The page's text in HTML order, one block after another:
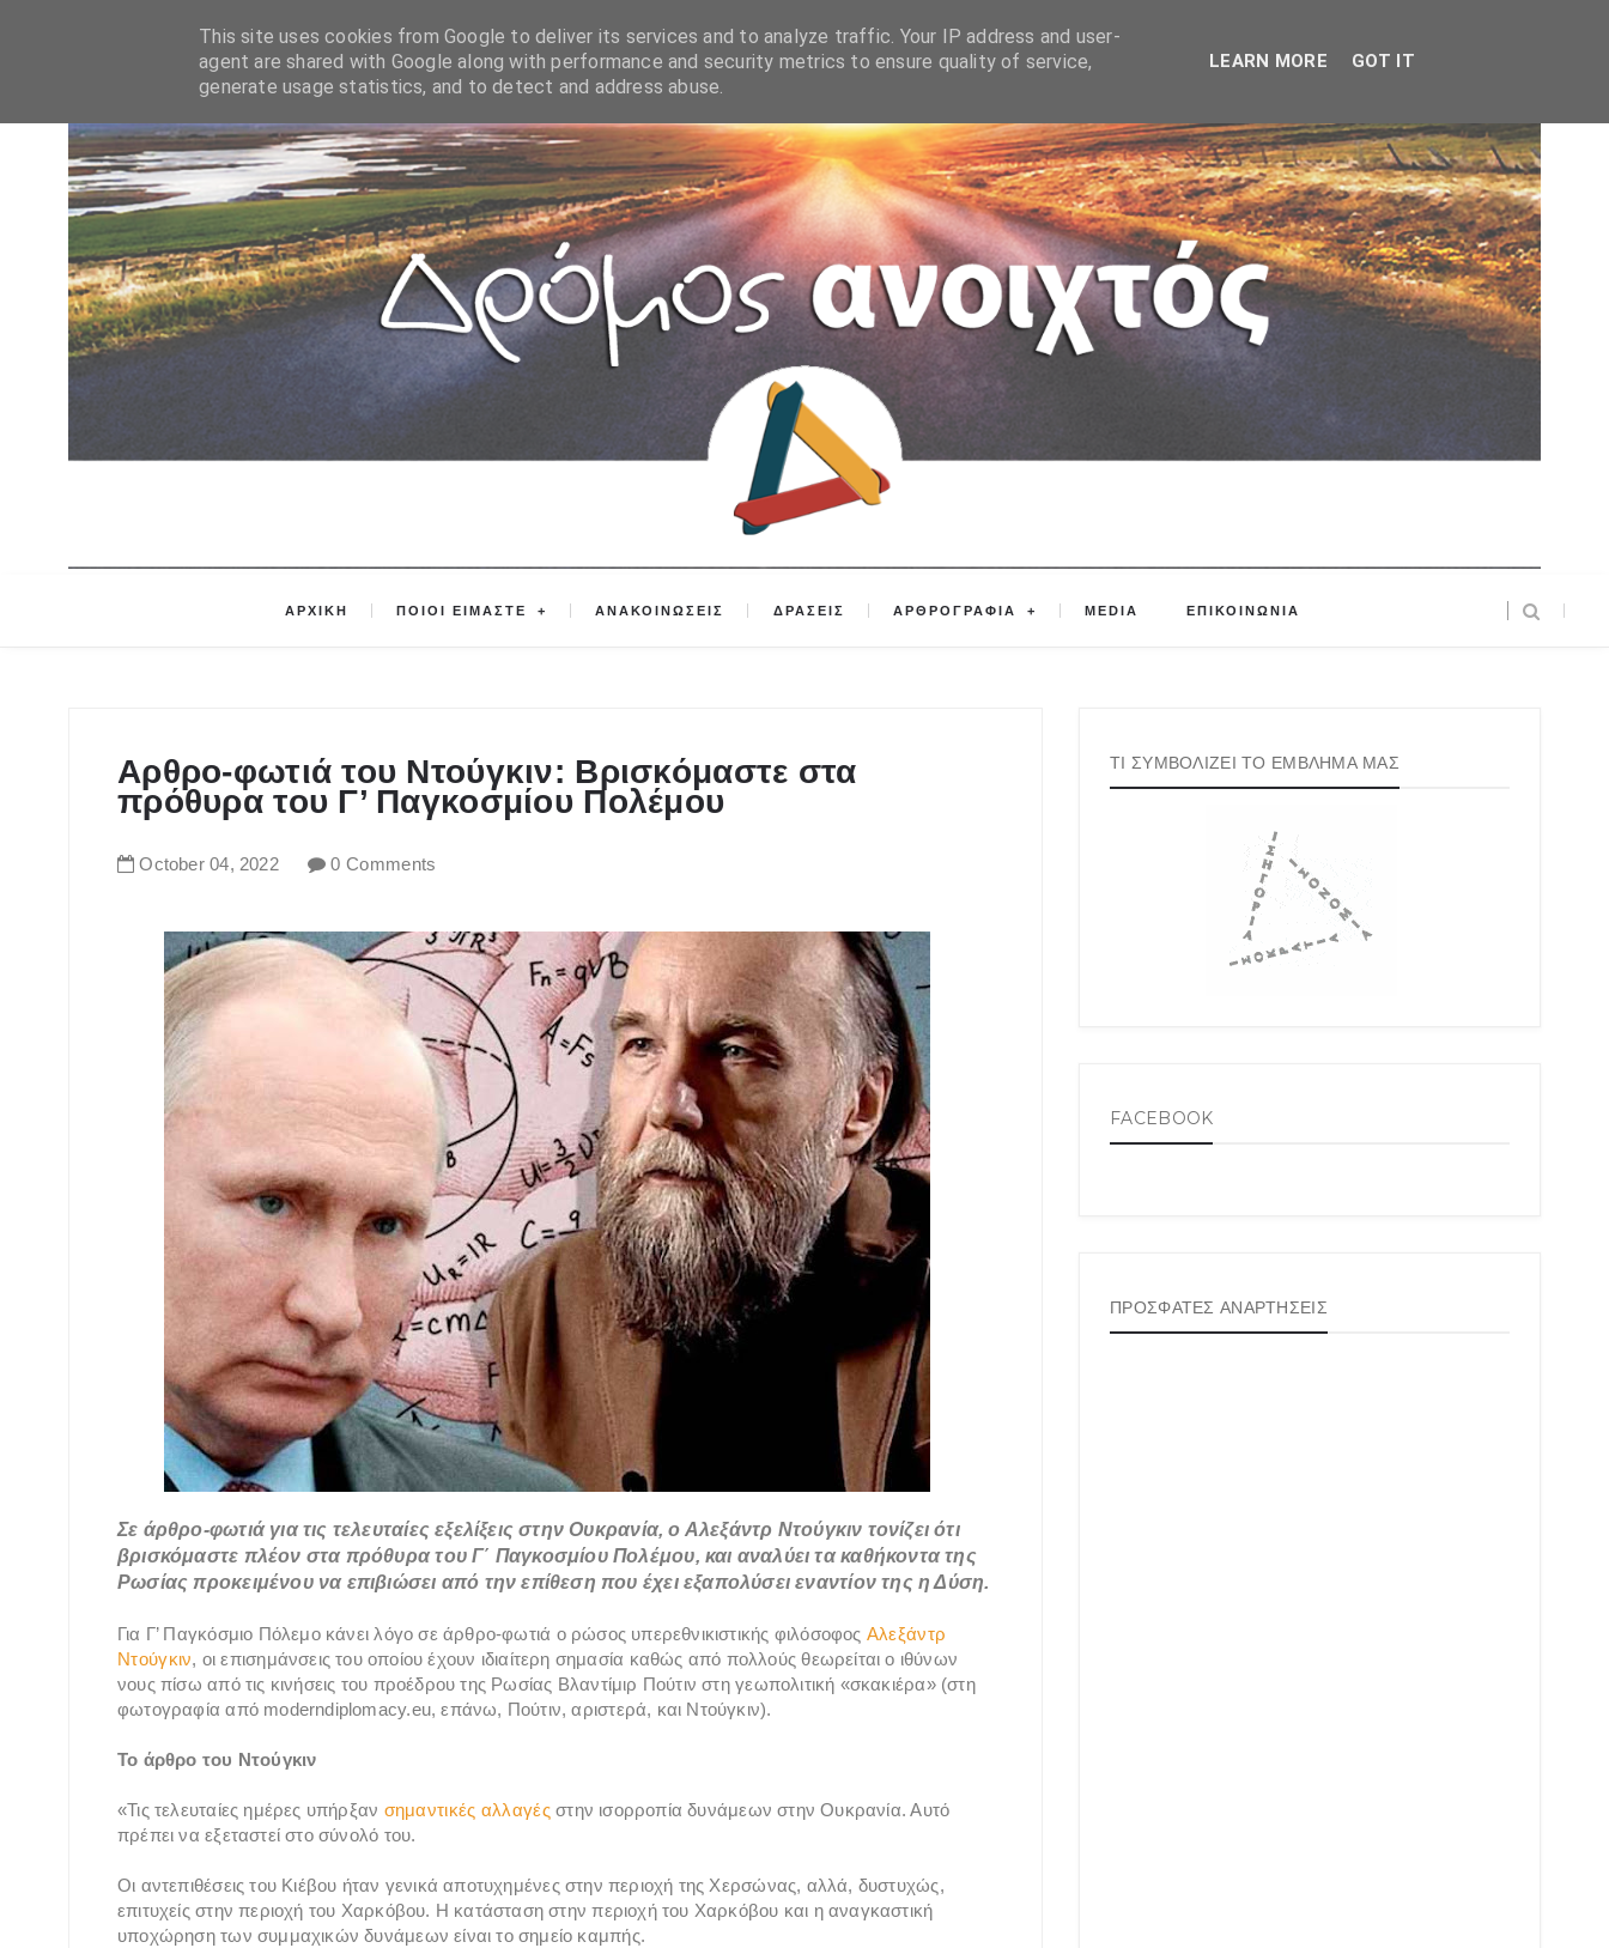
ΑΡΧΙΚΗ ΠΟΙΟΙ ΕΙΜΑΣΤΕ ΑΝΑΚΟΙΝΩΣΕΙΣ ΔΡΑΣΕΙΣ ΑΡΘΡΟΓΡΑΦΙΑ MEDIA ΕΠΙΚΟΙΝΩΝΙΑ
Αρθρο-φωτιά του Ντούγκιν: Βρισκόμαστε στα
πρόθυρα του Γ’ Παγκοσμίου Πολέμου
October 04, 2022 0 Comments
Σε άρθρο-φωτιά για τις τελευταίες εξελίξεις στην Ουκρανία, ο Αλεξάντρ Ντούγκιν τονίζει ότι
βρισκόμαστε πλέον στα πρόθυρα του Γ΄ Παγκοσμίου Πολέμου, και αναλύει τα καθήκοντα της
Ρωσίας προκειμένου να επιβιώσει από την επίθεση που έχει εξαπολύσει εναντίον της η Δύση.
Για Γ’ Παγκόσμιο Πόλεμο κάνει λόγο σε άρθρο-φωτιά ο ρώσος υπερεθνικιστικής φιλόσοφος Αλεξάντρ
Ντούγκιν, οι επισημάνσεις του οποίου έχουν ιδιαίτερη σημασία καθώς από πολλούς θεωρείται ο ιθύνων
νους πίσω από τις κινήσεις του προέδρου της Ρωσίας Βλαντίμιρ Πούτιν στη γεωπολιτική «σκακιέρα» (στη
φωτογραφία από moderndiplomacy.eu, επάνω, Πούτιν, αριστερά, και Ντούγκιν).
Το άρθρο του Ντούγκιν
«Τις τελευταίες ημέρες υπήρξαν σημαντικές αλλαγέςστην ισορροπία δυνάμεων στην Ουκρανία. Αυτό
πρέπει να εξεταστεί στο σύνολό του.
Οι αντεπιθέσεις του Κιέβου ήταν γενικά αποτυχημένες στην περιοχή της Χερσώνας, αλλά, δυστυχώς,
επιτυχείς στην περιοχή του Χαρκόβου. Η κατάσταση στην περιοχή του Χαρκόβου και η αναγκαστική
υποχώρηση των συμμαχικών δυνάμεων είναι το σημείο καμπής.
ΤΙ ΣΥΜΒΟΛΙΖΕΙ ΤΟ ΕΜΒΛΗΜΑ ΜΑΣ
FACEBOOK
ΠΡΟΣΦΑΤΕΣ ΑΝΑΡΤΗΣΕΙΣ
This site uses cookies from Google to deliver its services and to analyze traffic. Your IP address and user-
agent are shared with Google along with performance and security metrics to ensure quality of service,
generate usage statistics, and to detect and address abuse.
LEARN MORE GOT IT